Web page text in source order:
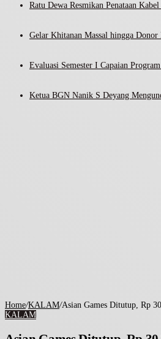
Ratu Dewa Resmikan Penataan
Gelar Khitanan Massal hingga
Evaluasi Semester I Capaian
Ketua BGN Nanik S Deyang
Home/KALAM/Asian Games Ditutup, Rp
KALAM